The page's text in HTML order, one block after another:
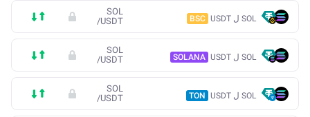
SOL ل USDT BSC
SOL
/USDT
SOL ل USDT SOLANA
SOL
/USDT
SOL ل USDT TON
SOL
/USDT